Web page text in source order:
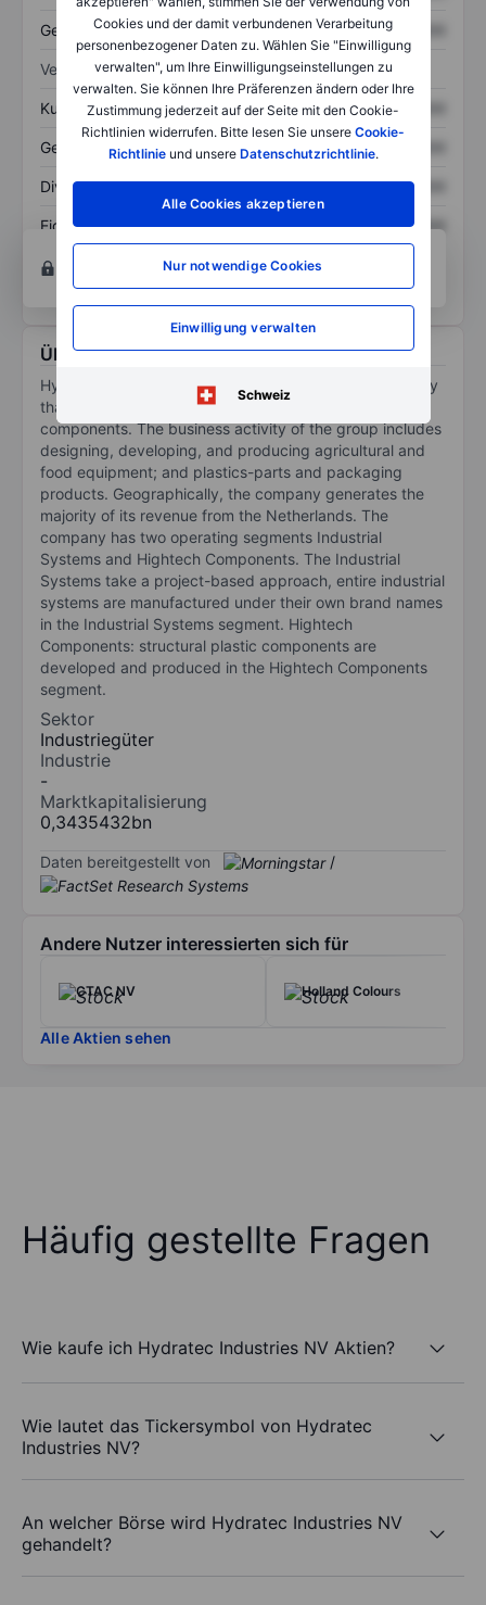
Cookies und der damit verbundenen Verarbeitung
personenbezogener Daten zu. Wählen Sie "Einwilligung
verwalten", um Ihre Einwilligungseinstellungen zu
verwalten. Sie können Ihre Präferenzen ändern oder Ihre
Zustimmung jederzeit auf der Seite mit den Cookie-
Richtlinien widerrufen. Bitte lesen Sie unsere Cookie-
Richtlinieund unsere Datenschutzrichtlinie.
Alle Cookies akzeptieren
Nur notwendige Cookies
Einwilligung verwalten
Schweiz
Gesamtschulden XXXXXXX XXXXXXX
Verhältnisse
Kurs/Umsatz XXXXXXX XXXXXXX
Gewinn je Aktie XXXXXXX
Dividende je Aktie XXXXXXX XXXXXXX
Eigenkapitalrendite XXXXXXX
XXXXXXX
Konto eröffnenum Zugriff auf mehr Diagramm-
und Analyse-Tools zu erhalten.
Über Hydratec Industries NV
Hydratec Industries NV is an industrial holding company
that supplies high-quality industrial systems and
components. The business activity of the group includes
designing, developing, and producing agricultural and
food equipment; and plastics-parts and packaging
products. Geographically, the company generates the
majority of its revenue from the Netherlands. The
company has two operating segments Industrial
Systems and Hightech Components. The Industrial
Systems take a project-based approach, entire industrial
systems are manufactured under their own brand names
in the Industrial Systems segment. Hightech
Components: structural plastic components are
developed and produced in the Hightech Components
segment.
Sektor
Industriegüter
Industrie
-
Marktkapitalisierung
0,3435432bn
Daten bereitgestellt von /
Andere Nutzer interessierten sich für
CTAC NV Holland Colours
Alle Aktien sehen
Häufig gestellte Fragen
Wie kaufe ich Hydratec Industries NV Aktien?
Wie lautet das Tickersymbol von Hydratec
Industries NV?
An welcher Börse wird Hydratec Industries NV
gehandelt?